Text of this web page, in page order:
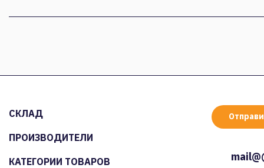
СКЛАД
ПРОИЗВОДИТЕЛИ
КАТЕГОРИИ ТОВАРОВ